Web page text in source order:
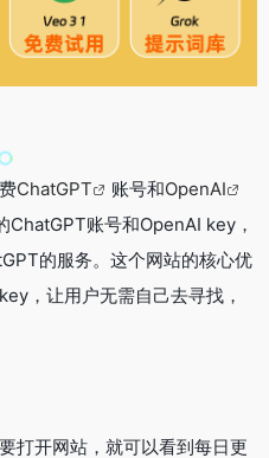
ChatGPT 账号和OpenAI
账号和OpenAI key，
的服务。这个网站的核心优
，让用户无需自己去寻找，
打开网站，就可以看到每日更